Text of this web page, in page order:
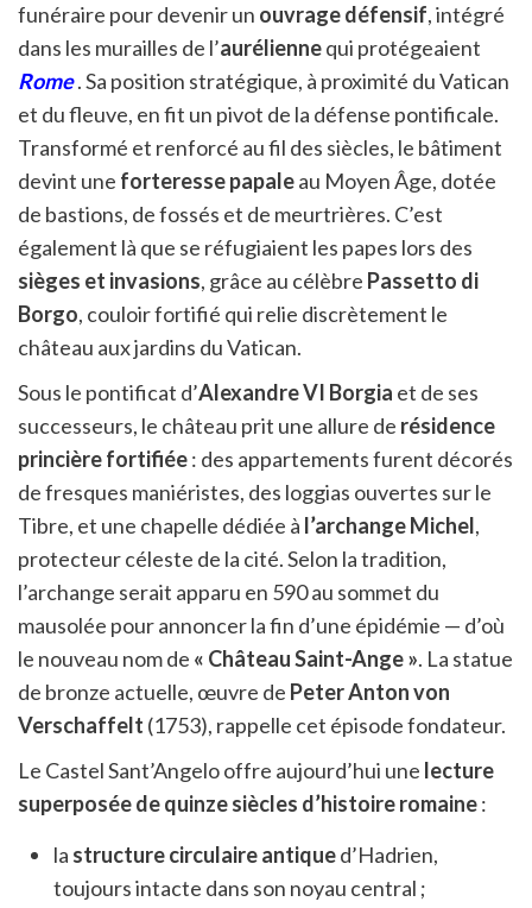
funéraire pour devenir un ouvrage défensif, intégré
dans les murailles de l’auréliennequi protégeaient
Rome. Sa position stratégique, à proximité du Vatican
et du fleuve, en fit un pivot de la défense pontificale.
Transformé et renforcé au fil des siècles, le bâtiment
devint une forteresse papaleau Moyen Âge, dotée
de bastions, de fossés et de meurtrières. C’est
également là que se réfugiaient les papes lors des
sièges et invasions, grâce au célèbre Passetto di
Borgo, couloir fortifié qui relie discrètement le
château aux jardins du Vatican.
Sous le pontificat d’Alexandre VI Borgia et de ses
successeurs, le château prit une allure de résidence
princière fortifiée: des appartements furent décorés
de fresques maniéristes, des loggias ouvertes sur le
Tibre, et une chapelle dédiée à l’archange Michel,
protecteur céleste de la cité. Selon la tradition,
l’archange serait apparu en 590 au sommet du
mausolée pour annoncer la fin d’une épidémie — d’où
le nouveau nom de « Château Saint-Ange ». La statue
de bronze actuelle, œuvre de Peter Anton von
Verschaffelt (1753), rappelle cet épisode fondateur.
Le Castel Sant’Angelo offre aujourd’hui une lecture
superposée de quinze siècles d’histoire romaine:
la structure circulaire antiqued’Hadrien,
toujours intacte dans son noyau central ;